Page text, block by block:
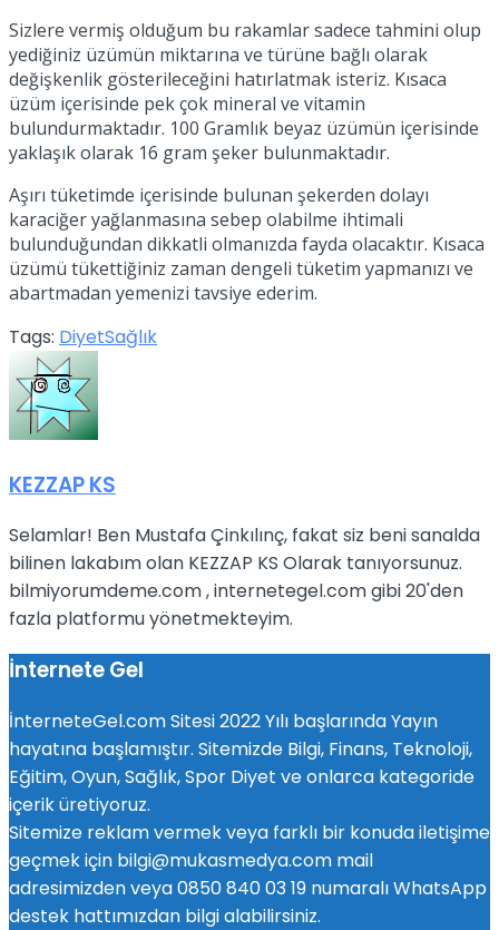
Sizlere vermiş olduğum bu rakamlar sadece tahmini olup
yediğiniz üzümün miktarına ve türüne bağlı olarak
değişkenlik gösterileceğini hatırlatmak isteriz. Kısaca
üzüm içerisinde pek çok mineral ve vitamin
bulundurmaktadır. 100 Gramlık beyaz üzümün içerisinde
yaklaşık olarak 16 gram şeker bulunmaktadır.
Aşırı tüketimde içerisinde bulunan şekerden dolayı
karaciğer yağlanmasına sebep olabilme ihtimali
bulunduğundan dikkatli olmanızda fayda olacaktır. Kısaca
üzümü tükettiğiniz zaman dengeli tüketim yapmanızı ve
abartmadan yemenizi tavsiye ederim.
Tags: DiyetSağlık
KEZZAP KS
Selamlar! Ben Mustafa Çinkılınç, fakat siz beni sanalda
bilinen lakabım olan KEZZAP KS Olarak tanıyorsunuz.
bilmiyorumdeme.com , internetegel.com gibi 20'den
fazla platformu yönetmekteyim.
İnternete Gel
İnterneteGel.com Sitesi 2022 Yılı başlarında Yayın
hayatına başlamıştır. Sitemizde Bilgi, Finans, Teknoloji,
Eğitim, Oyun, Sağlık, Spor Diyet ve onlarca kategoride
içerik üretiyoruz.
Sitemize reklam vermek veya farklı bir konuda iletişime
geçmek için bilgi@mukasmedya.com mail
adresimizden veya 0850 840 03 19 numaralı WhatsApp
destek hattımızdan bilgi alabilirsiniz.